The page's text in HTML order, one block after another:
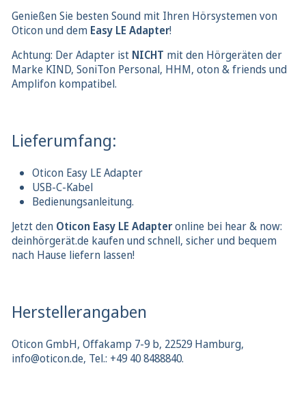
Genießen Sie besten Sound mit Ihren Hörsystemen von
Oticon und dem Easy LE Adapter!
Achtung: Der Adapter ist NICHT mit den Hörgeräten der
Marke KIND, SoniTon Personal, HHM, oton & friends und
Amplifon kompatibel.
Lieferumfang:
Oticon Easy LE Adapter
USB-C-Kabel
Bedienungsanleitung.
Jetzt den Oticon Easy LE Adapteronline bei hear & now:
deinhörgerät.de kaufen und schnell, sicher und bequem
nach Hause liefern lassen!
Herstellerangaben
Oticon GmbH, Offakamp 7-9 b, 22529 Hamburg,
info@oticon.de, Tel.: +49 40 8488840.